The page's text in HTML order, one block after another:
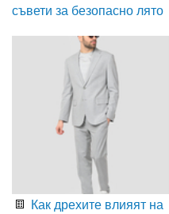
съвети за безопасно лято
Как дрехите влияят на